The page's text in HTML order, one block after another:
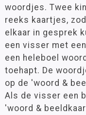
woordjes. Twee
reeks kaartjes,
elkaar in gesprek
een visser met
een heleboel
toehapt. De
op de 'woord &
Als de visser een
'woord &